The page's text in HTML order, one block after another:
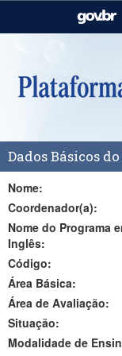
Casa Civil
Pecuária
Dados Básicos
Nome:
Coordenador(a):
Nome do Programa
Inglês:
Código:
Área Básica:
Área de Avaliação:
Situação:
Modalidade de